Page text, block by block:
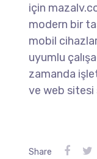
için
modern bir
mobil
uyumlu
zamanda
ve web sitesi
Share